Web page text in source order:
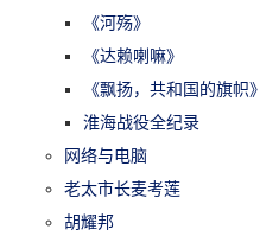
《河殇》
《达赖喇嘛》
《飘扬，共和国的旗帜》
淮海战役全纪录
网络与电脑
老太市长麦考莲
胡耀邦